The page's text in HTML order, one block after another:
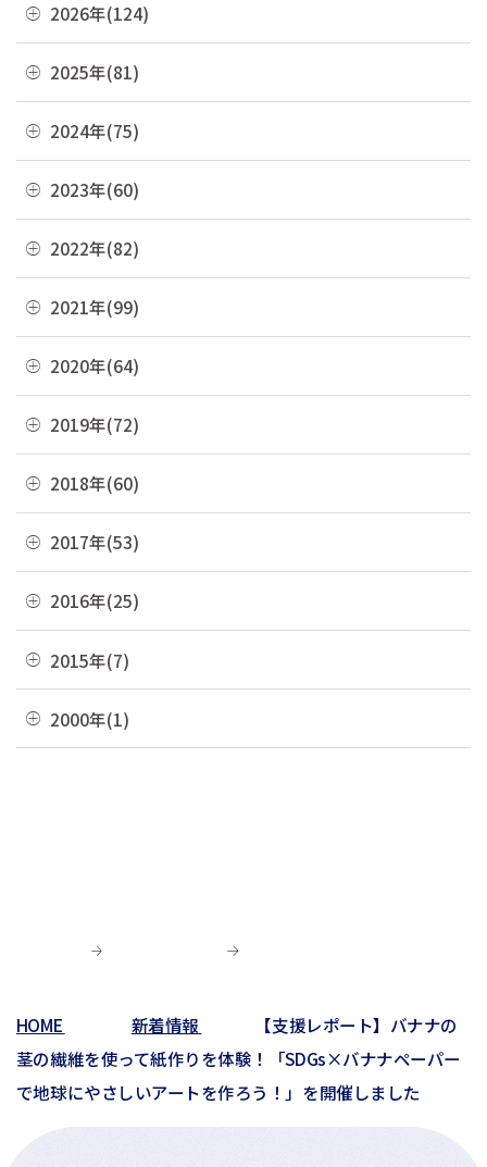
2026年(124)
08月(3)
07月(21)
05月(13)
04月(10)
03月(36)
01月(13)
2025年(81)
12月(8)
11月(22)
09月(3)
08月(4)
07月(7)
05月(6)
04月(4)
03月(7)
02月(10)
01月(4)
2024年(75)
12月(4)
11月(6)
09月(4)
08月(6)
07月(6)
05月(9)
04月(5)
03月(8)
01月(6)
2023年(60)
12月(4)
11月(3)
09月(8)
08月(4)
07月(4)
05月(10)
04月(2)
03月(8)
01月(3)
2022年(82)
12月(8)
11月(5)
09月(8)
08月(4)
07月(10)
05月(6)
04月(2)
03月(7)
2021年(99)
12月(9)
11月(7)
09月(5)
08月(4)
07月(8)
05月(8)
04月(10)
03月(12)
2020年(64)
12月(2)
11月(8)
09月(4)
08月(4)
07月(5)
05月(7)
2019年(72)
12月(7)
11月(9)
09月(6)
08月(2)
07月(5)
01月(4)
2018年(60)
12月(7)
11月(2)
09月(4)
08月(3)
07月(7)
01月(2)
2017年(53)
12月(2)
11月(4)
09月(1)
03月(6)
01月(3)
2016年(25)
12月(2)
11月(3)
02月(1)
2015年(7)
11月(1)
06月(6)
2000年(1)
HOME 新着情報
【支援レポート】バナナの
茎の繊維を使って紙作りを体験！「SDGs×バナナペーパー
で地球にやさしいアートを作ろう！」を開催しました